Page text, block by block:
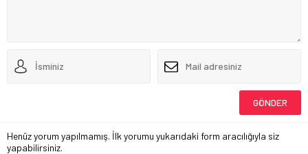
Henüz yorum yapılmamış. İlk yorumu yukarıdaki form aracılığıyla siz
yapabilirsiniz.